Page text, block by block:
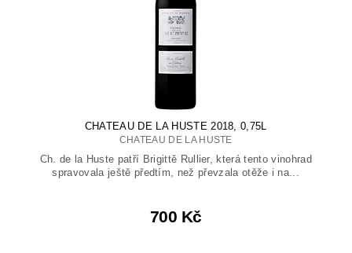
CHATEAU DE LA HUSTE 2018, 0,75L
CHATEAU DE LA HUSTE
Ch. de la Huste patří Brigittě Rullier, která tento vinohrad
spravovala ještě předtím, než převzala otěže i na...
700 Kč